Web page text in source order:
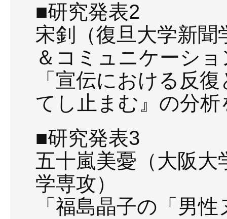
■研究発表2
宋釗（復旦大学新
＆コミュニケーシ
「宣伝における反
てし止まむ』の分
■研究発表3
五十嵐美憂（大阪大
学専攻）
「福島晶子の「男